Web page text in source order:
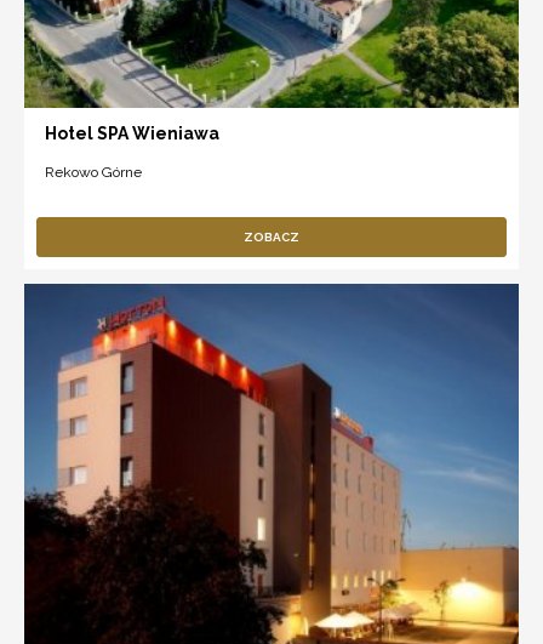
Hotel SPA Wieniawa
Rekowo Górne
ZOBACZ